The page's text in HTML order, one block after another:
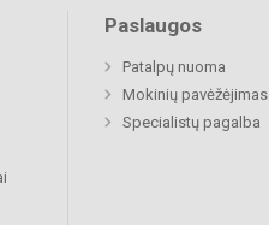
Paslaugos
Patalpų nuoma
Mokinių pavėžėjimas
Specialistų pagalba